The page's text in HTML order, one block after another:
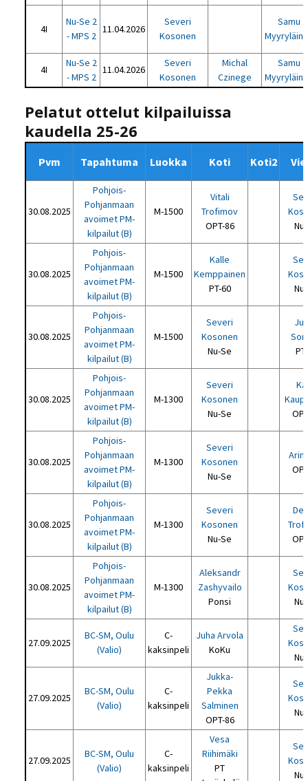
4I
Nu-Se 2
- MPS 2
11.04.2026
Severi
Kosonen
Samu
4I
Nu-Se 2
- MPS 2
11.04.2026
Severi
Kosonen
Michal
Czinege
Samu
Pelatut ottelut kilpailuissa
kaudella 25-26
Pvm Tapahtuma Luokka Koti Koti2
30.08.2025
Pohjois-
Pohjanmaan
avoimet PM-
kilpailut (B)
M-1500
Vitali
Trofimov
OPT-86
30.08.2025
Pohjois-
Pohjanmaan
avoimet PM-
kilpailut (B)
M-1500
Kalle
Kemppainen
PT-60
30.08.2025
Pohjois-
Pohjanmaan
avoimet PM-
kilpailut (B)
M-1500
Severi
Kosonen
Nu-Se
30.08.2025
Pohjois-
Pohjanmaan
avoimet PM-
kilpailut (B)
M-1300
Severi
Kosonen
Nu-Se
30.08.2025
Pohjois-
Pohjanmaan
avoimet PM-
kilpailut (B)
M-1300
Severi
Kosonen
Nu-Se
30.08.2025
Pohjois-
Pohjanmaan
avoimet PM-
kilpailut (B)
M-1300
Severi
Kosonen
Nu-Se
30.08.2025
Pohjois-
Pohjanmaan
avoimet PM-
kilpailut (B)
M-1300
Aleksandr
Zashyvailo
Ponsi
27.09.2025
BC-SM, Oulu
(Valio)
C-
kaksinpeli
Juha Arvola
KoKu
27.09.2025
BC-SM, Oulu
(Valio)
C-
kaksinpeli
Jukka-
Pekka
Salminen
OPT-86
27.09.2025
BC-SM, Oulu
(Valio)
C-
kaksinpeli
Vesa
Riihimäki
PT